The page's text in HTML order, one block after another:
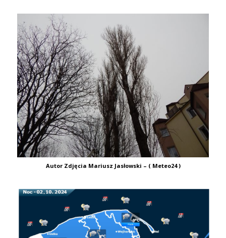
Autor Zdjęcia Mariusz Jasłowski – ( Meteo24 )